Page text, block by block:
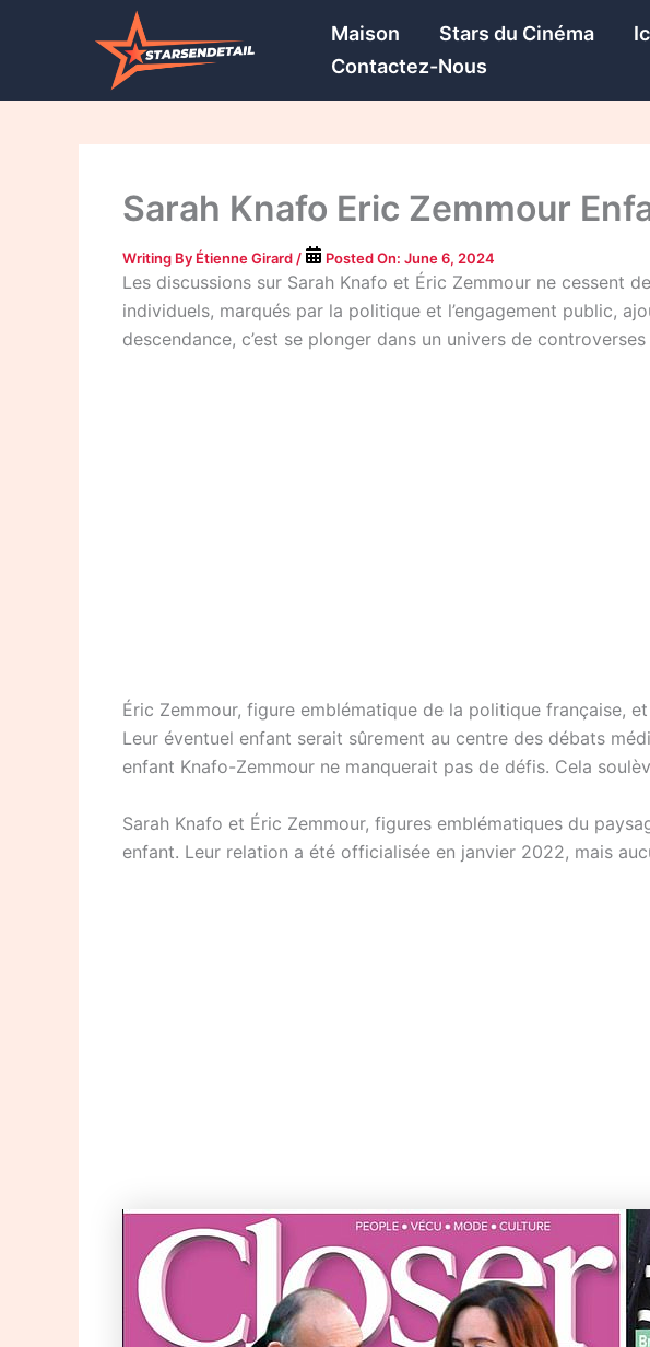
Maison Stars du Cinéma
Contactez-Nous
Sarah Knafo Eric Zemmour
Writing By Étienne Girard / Posted On: June 6, 2024
Les discussions sur Sarah Knafo et Éric Zemmour ne cessent
individuels, marqués par la politique et l’engagement public,
descendance, c’est se plonger dans un univers de
Éric Zemmour, figure emblématique de la politique française,
Leur éventuel enfant serait sûrement au centre des débats
enfant Knafo-Zemmour ne manquerait pas de défis. Cela
Sarah Knafo et Éric Zemmour, figures emblématiques du
enfant. Leur relation a été officialisée en janvier 2022, mais